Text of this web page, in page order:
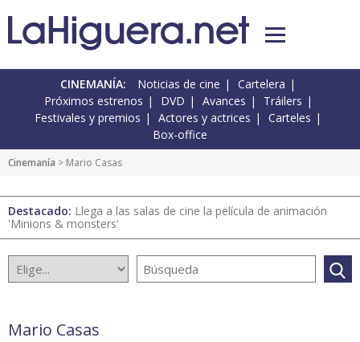
CINEMANÍA: Noticias de cine
Cartelera
Próximos estrenos
DVD Avances
Tráilers
Festivales y premios
Actores y actrices
Carteles
Box-office
Cinemanía > Mario Casas
Destacado: Llega a las salas de cine la película de animación
'Minions & monsters'
Mario Casas